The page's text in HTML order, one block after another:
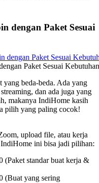
dengan Paket Sesuai
Paket Sesuai Kebutuhan
yang beda-beda. Ada yang
dan ada juga yang
makanya IndiHome kasih
pilih yang paling cocok!
upload file, atau kerja
ini bisa jadi pilihan:
(Paket standar buat kerja &
(Buat yang sering